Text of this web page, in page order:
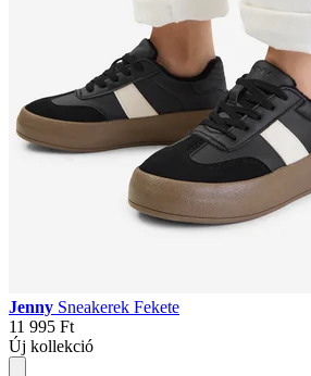
Jenny Sneakerek Fekete
11 995 Ft
Új kollekció